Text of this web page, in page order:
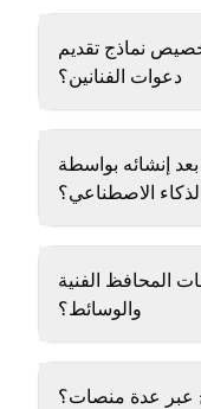
نماذج تقديم
دعوات الفنانين؟
إنشائه بواسطة
الاصطناعي؟
المحافظ الفنية
والوسائط؟
عبر عدة منصات؟